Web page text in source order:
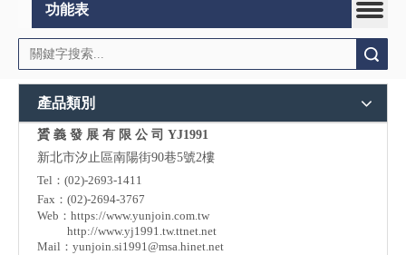
功能表
產品類別
贇 義 發 展 有 限 公 司 YJ1991
新北市汐止區南陽街90巷5號2樓
Tel：(02)-2693-1411
Fax：(02)-2694-3767
Web： https://www.yunjoin.com.tw
http://www.yj1991.tw.ttnet.net
Mail： yunjoin.si1991@msa.hinet.net